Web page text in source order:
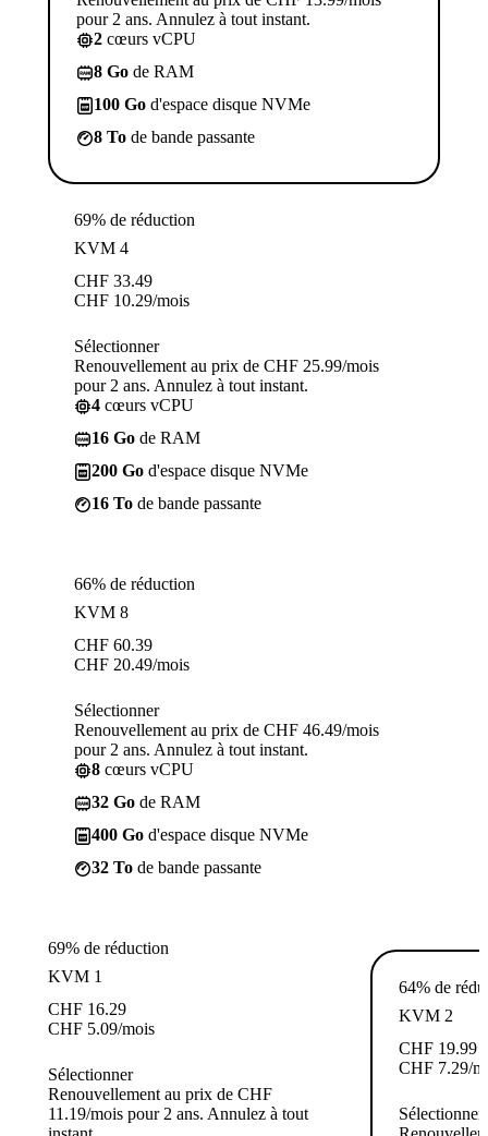
pour 2 ans. Annulez à tout instant.
2 cœurs vCPU
8 Go de RAM
100 Go d'espace disque NVMe
8 To de bande passante
69% de réduction
KVM 4
CHF 33.49
CHF 10.29/mois
Sélectionner
Renouvellement au prix de CHF 25.99/mois
pour 2 ans. Annulez à tout instant.
4 cœurs vCPU
16 Go de RAM
200 Go d'espace disque NVMe
16 To de bande passante
66% de réduction
KVM 8
CHF 60.39
CHF 20.49/mois
Sélectionner
Renouvellement au prix de CHF 46.49/mois
pour 2 ans. Annulez à tout instant.
8 cœurs vCPU
32 Go de RAM
400 Go d'espace disque NVMe
32 To de bande passante
69% de réduction
KVM 1
CHF 16.29
CHF 5.09/mois
Sélectionner
Renouvellement au prix de CHF
11.19/mois pour 2 ans. Annulez à tout
64% de
KVM 2
CHF 19.99
CHF 7.29/
Sélectionner